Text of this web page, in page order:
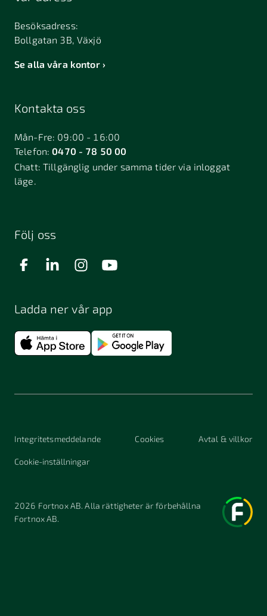
Besöksadress:
Bollgatan 3B, Växjö
Se alla våra kontor
Kontakta oss
Mån-Fre: 09:00 - 16:00
Telefon:0470 - 78 50 00
Chatt:Tillgänglig under samma tider via inloggat
läge.
Följ oss
Ladda ner vår app
Integritetsmeddelande Cookies Avtal & villkor
Cookie-inställningar
2026 Fortnox AB. Alla rättigheter är förbehållna
Fortnox AB.